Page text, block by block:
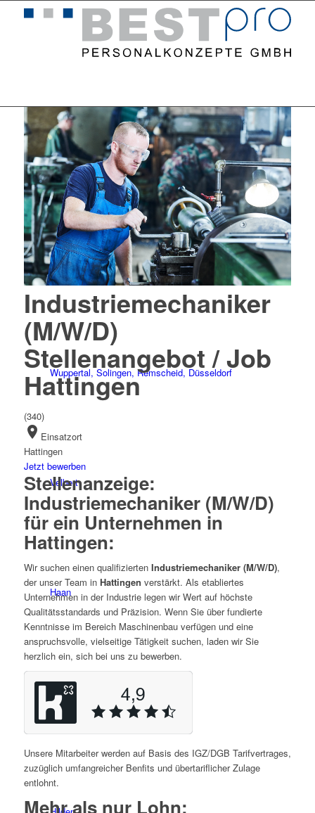
Home
Stellenangebote
Wuppertal, Solingen, Remscheid, Düsseldorf
Velbert
Haan
Radevormwald
Industriemechaniker
(M/W/D)
Stellenangebot / Job
Hattingen
(340)
location_on Einsatzort
Hattingen
Jetzt bewerben
Stellenanzeige:
Industriemechaniker (M/W/D)
für ein Unternehmen in
Hattingen:
Wir suchen einen qualifizierten Industriemechaniker (M/W/D),
der unser Team in Hattingen verstärkt. Als etabliertes
Unternehmen in der Industrie legen wir Wert auf höchste
Qualitätsstandards und Präzision. Wenn Sie über fundierte
Kenntnisse im Bereich Maschinenbau verfügen und eine
anspruchsvolle, vielseitige Tätigkeit suchen, laden wir Sie
herzlich ein, sich bei uns zu bewerben.
Unsere Mitarbeiter werden auf Basis des IGZ/DGB Tarifvertrages,
zuzüglich umfangreicher Benfits und übertariflicher Zulage
entlohnt.
Mehr als nur Lohn: